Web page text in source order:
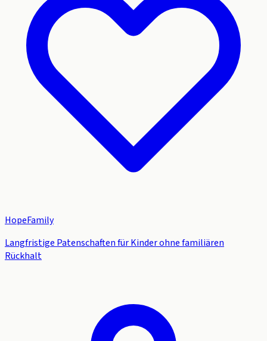
HopeFamily
Langfristige Patenschaften für Kinder ohne familiären
Rückhalt